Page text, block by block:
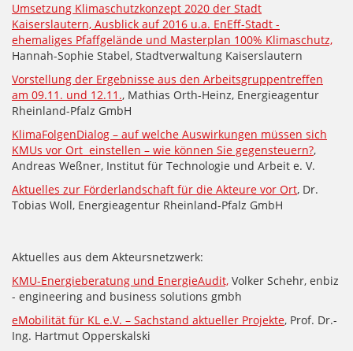
Umsetzung Klimaschutzkonzept 2020 der Stadt
Kaiserslautern, Ausblick auf 2016 u.a. EnEff-Stadt -
ehemaliges Pfaffgelände und Masterplan 100% Klimaschutz,
Hannah-Sophie Stabel, Stadtverwaltung Kaiserslautern
Vorstellung der Ergebnisse aus den Arbeitsgruppentreffen
am 09.11. und 12.11., Mathias Orth-Heinz, Energieagentur
Rheinland-Pfalz GmbH
KlimaFolgenDialog – auf welche Auswirkungen müssen sich
KMUs vor Ort einstellen – wie können Sie gegensteuern?,
Andreas Weßner, Institut für Technologie und Arbeit e. V.
Aktuelles zur Förderlandschaft für die Akteure vor Ort, Dr.
Tobias Woll, Energieagentur Rheinland-Pfalz GmbH
Aktuelles aus dem Akteursnetzwerk:
KMU-Energieberatung und EnergieAudit, Volker Schehr, enbiz
- engineering and business solutions gmbh
eMobilität für KL e.V. – Sachstand aktueller Projekte, Prof. Dr.-
Ing. Hartmut Opperskalski